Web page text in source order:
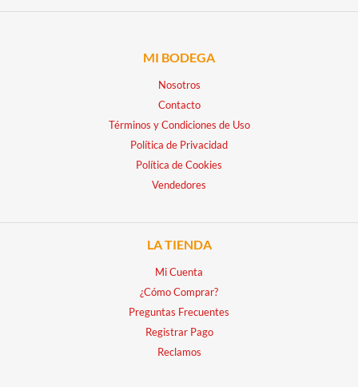
MI BODEGA
Nosotros
Contacto
Términos y Condiciones de Uso
Política de Privacidad
Política de Cookies
Vendedores
LA TIENDA
Mi Cuenta
¿Cómo Comprar?
Preguntas Frecuentes
Registrar Pago
Reclamos